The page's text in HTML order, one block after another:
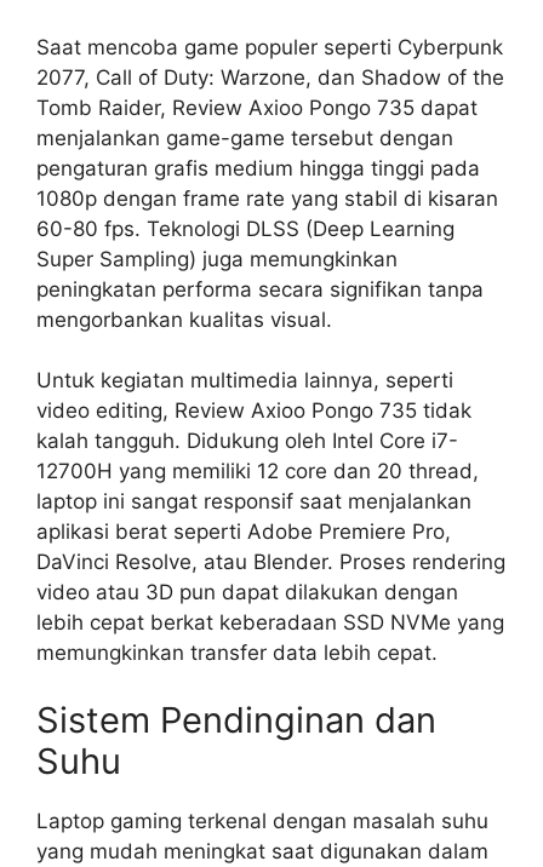
Saat mencoba game populer seperti Cyberpunk
2077, Call of Duty: Warzone, dan Shadow of the
Tomb Raider, Review Axioo Pongo 735 dapat
menjalankan game-game tersebut dengan
pengaturan grafis medium hingga tinggi pada
1080p dengan frame rate yang stabil di kisaran
60-80 fps. Teknologi DLSS (Deep Learning
Super Sampling) juga memungkinkan
peningkatan performa secara signifikan tanpa
mengorbankan kualitas visual.
Untuk kegiatan multimedia lainnya, seperti
video editing, Review Axioo Pongo 735 tidak
kalah tangguh. Didukung oleh Intel Core i7-
12700H yang memiliki 12 core dan 20 thread,
laptop ini sangat responsif saat menjalankan
aplikasi berat seperti Adobe Premiere Pro,
DaVinci Resolve, atau Blender. Proses rendering
video atau 3D pun dapat dilakukan dengan
lebih cepat berkat keberadaan SSD NVMe yang
memungkinkan transfer data lebih cepat.
Sistem Pendinginan dan
Suhu
Laptop gaming terkenal dengan masalah suhu
yang mudah meningkat saat digunakan dalam